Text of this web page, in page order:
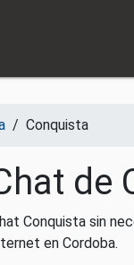
/ Conquista
de
Conquista sin
en Cordoba.